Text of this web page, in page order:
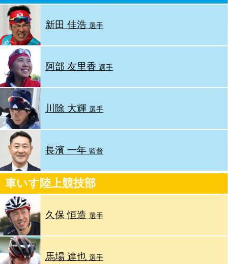
新田 佳浩選手
阿部 友里香選手
川除 大輝選手
長濱 一年 監督
車いす陸上競技部
久保 恒造 選手
馬場 達也 選手